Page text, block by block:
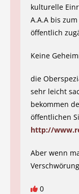
kulturelle
A.A.A bis
öffentlich
Keine
die
sehr leicht
bekommen
öffentlichen
http://
Aber wenn
0